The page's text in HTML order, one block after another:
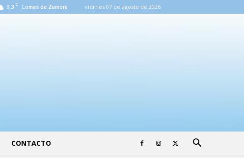
9.3 C Lomas de Zamora viernes 07 de agosto de 2026
CONTACTO